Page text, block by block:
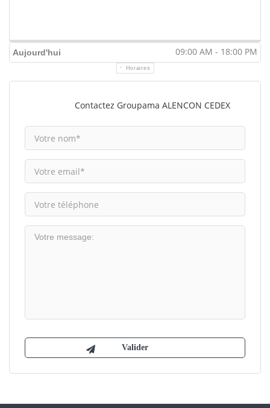
Aujourd'hui 09:00 AM - 18:00 PM
Horaires
Contactez Groupama ALENCON CEDEX